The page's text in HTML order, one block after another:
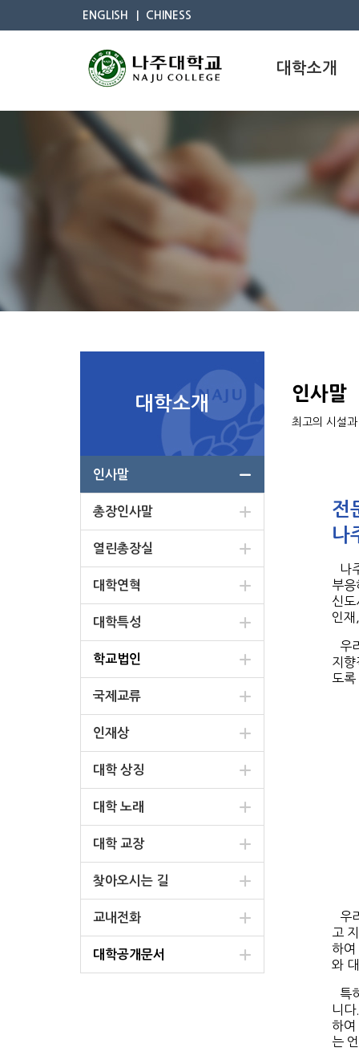
ENGLISH CHINESS
대학소개
대학소개
인사말
총장인사말
열린총장실
대학연혁
대학특성
학교법인
국제교류
인재상
대학 상징
대학 노래
대학 교장
찾아오시는 길
교내전화
대학공개문서
인사말
최고의 시설
전
나
나
부응
신도
인재
우
지향
도
우
고
하여
와
특
니
하여
는